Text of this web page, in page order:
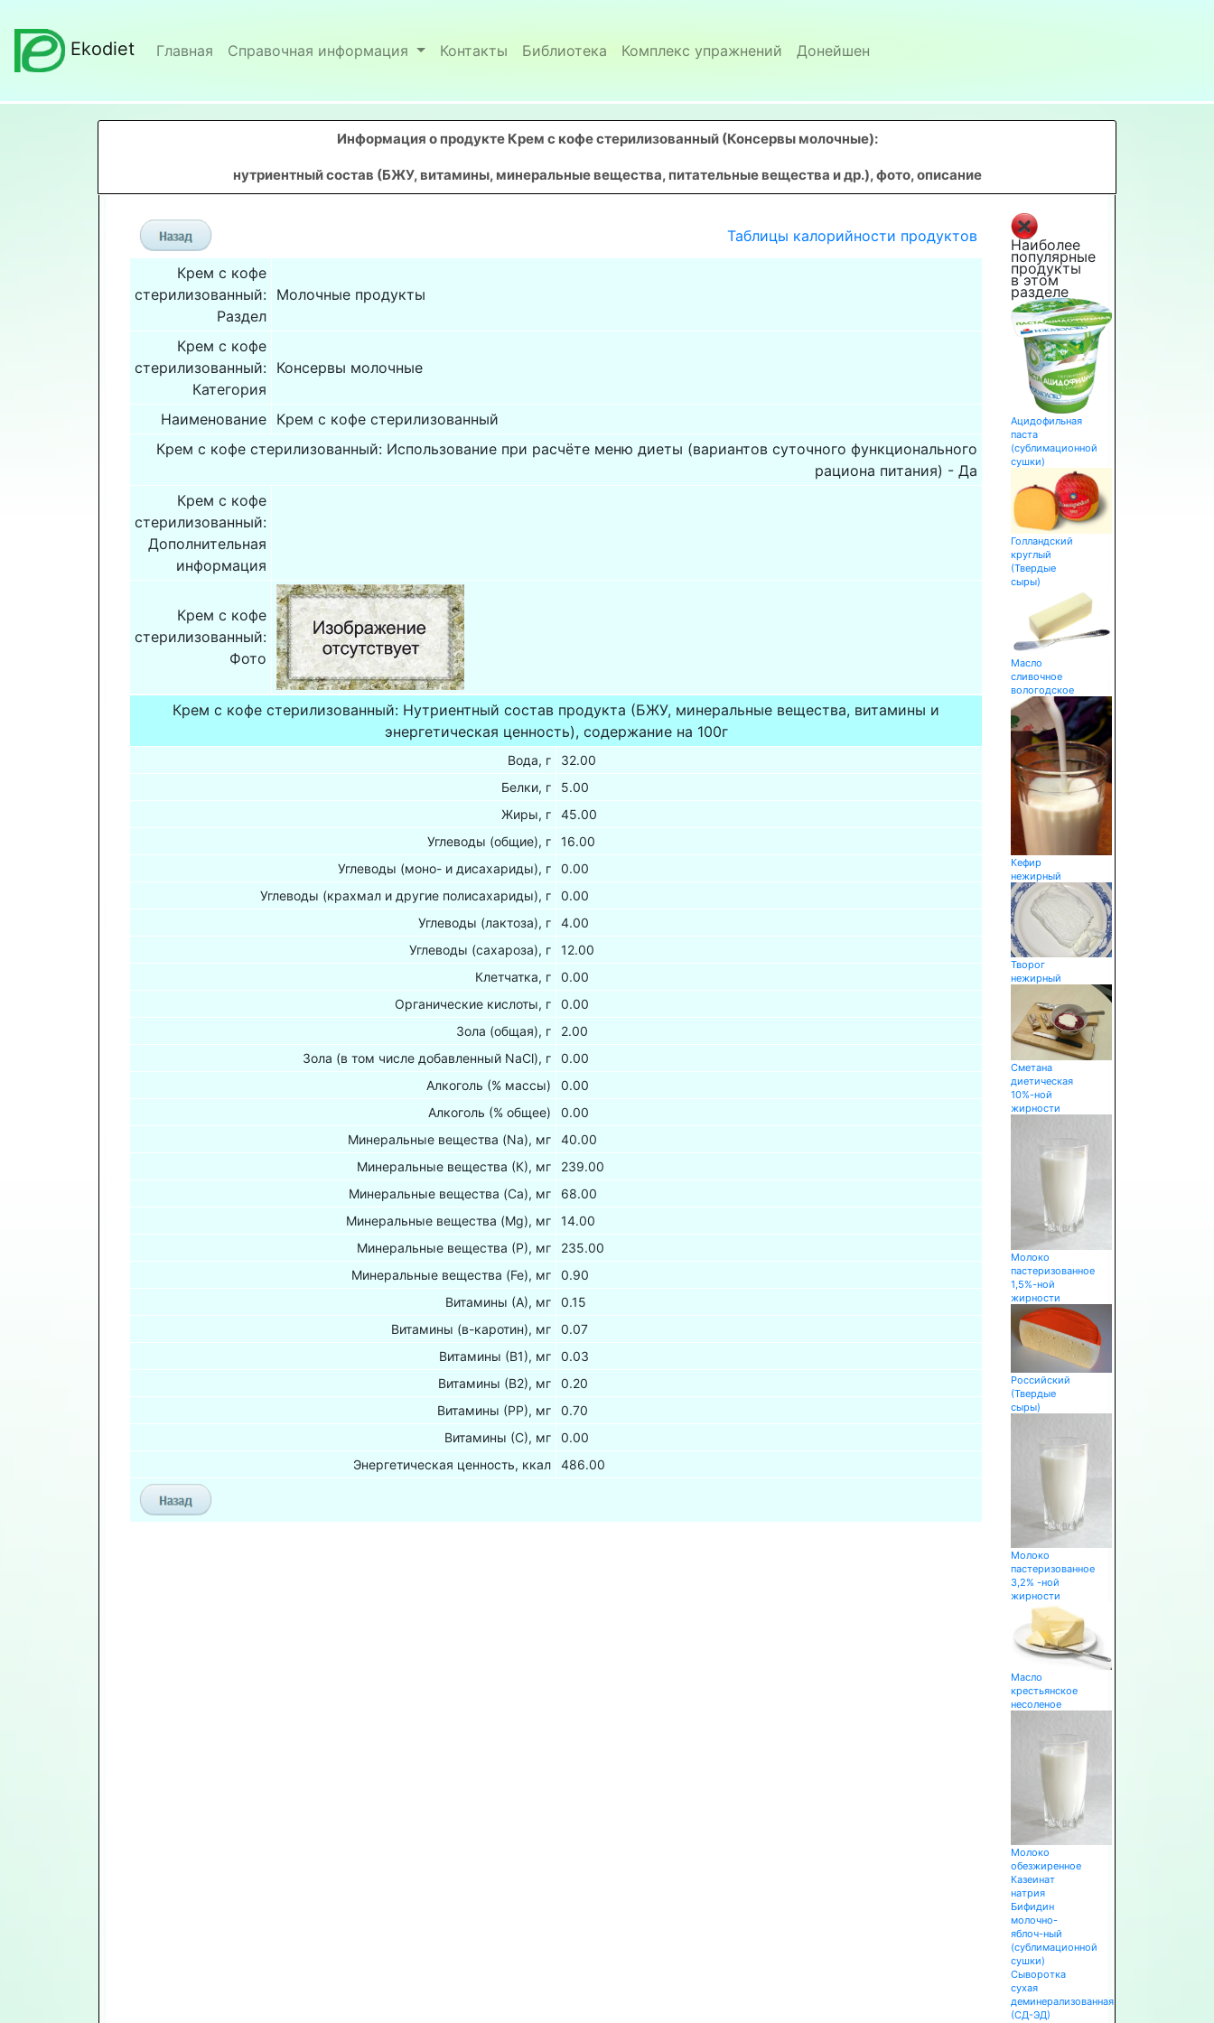
Ekodiet Главная Справочная информация Контакты Библиотека Комплекс упражнений Донейшен
Информация о продукте Крем с кофе стерилизованный (Консервы молочные):
нутриентный состав (БЖУ, витамины, минеральные вещества, питательные вещества и др.), фото, описание
Таблицы калорийности продуктов
Крем с кофе
стерилизованный:
Раздел
Молочные продукты
Крем с кофе
стерилизованный:
Категория
Консервы молочные
Наименование Крем с кофе стерилизованный
Крем с кофе стерилизованный: Использование при расчёте меню диеты (вариантов суточного функционального
рациона питания) - Да
Крем с кофе
стерилизованный:
Дополнительная
информация
Крем с кофе
стерилизованный:
Фото
Крем с кофе стерилизованный: Нутриентный состав продукта (БЖУ, минеральные вещества, витамины и
энергетическая ценность), содержание на 100г
Вода, г
32.00
Белки, г
5.00
Жиры, г
45.00
Углеводы (общие), г
16.00
Углеводы (моно- и дисахариды), г
0.00
Углеводы (крахмал и другие полисахариды), г
0.00
Углеводы (лактоза), г
4.00
Углеводы (сахароза), г
12.00
Клетчатка, г
0.00
Органические кислоты, г
0.00
Зола (общая), г
2.00
Зола (в том числе добавленный NaCl), г
0.00
Алкоголь (% массы)
0.00
Алкоголь (% общее)
0.00
Минеральные вещества (Na), мг
40.00
Минеральные вещества (К), мг
239.00
Минеральные вещества (Са), мг
68.00
Минеральные вещества (Mg), мг
14.00
Минеральные вещества (Р), мг
235.00
Минеральные вещества (Fe), мг
0.90
Витамины (А), мг
0.15
Витамины (в-каротин), мг
0.07
Витамины (В1), мг
0.03
Витамины (В2), мг
0.20
Витамины (РР), мг
0.70
Витамины (С), мг
0.00
Энергетическая ценность, ккал
486.00
Наиболее
популярные
продукты
в этом
разделе
Ацидофильная
паста
(сублимационной
сушки)
Голландский
круглый
(Твердые
сыры)
Масло
сливочное
вологодское
Кефир
нежирный
Творог
нежирный
Сметана
диетическая
10%-ной
жирности
Молоко
пастеризованное
1,5%-ной
жирности
Российский
(Твердые
сыры)
Молоко
пастеризованное
3,2% -ной
жирности
Масло
крестьянское
несоленое
Молоко
обезжиренное
Казеинат
натрия
Бифидин
молочно-
яблоч-ный
(сублимационной
сушки)
Сыворотка
сухая
деминерализованная
(СД-ЭД)